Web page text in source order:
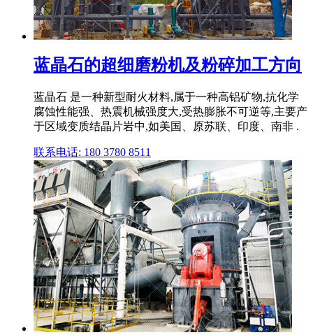
蓝晶石的超细磨粉机及粉碎加工方向
蓝晶石 是一种新型耐火材料,属于一种高铝矿物,抗化学
腐蚀性能强、热震机械强度大,受热膨胀不可逆等,主要产
于区域变质结晶片岩中,如美国、原苏联、印度、南非 .
联系电话: 180 3780 8511